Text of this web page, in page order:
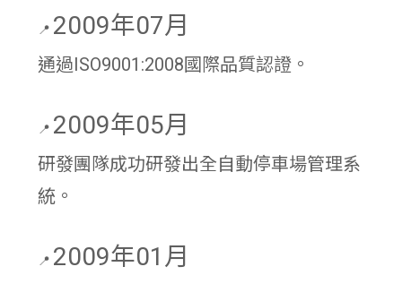
📍 2009年07月
通過ISO9001:2008國際品質認證。
📍 2009年05月
研發團隊成功研發出全自動停車場管理系
統。
📍 2009年01月